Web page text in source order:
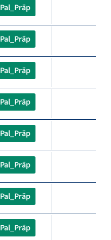
Pal_Präp
Pal_Präp
Pal_Präp
Pal_Präp
Pal_Präp
Pal_Präp
Pal_Präp
Pal_Präp